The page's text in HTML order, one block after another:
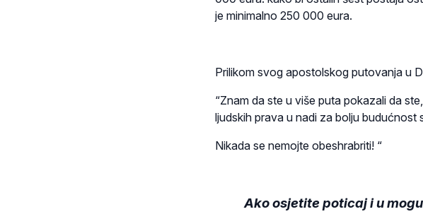
je minimalno 250 000 eura.
Prilikom svog apostolskog putovanja u
“Znam da ste u više puta pokazali da
ljudskih prava u nadi za bolju budućnost
Nikada se nemojte obeshrabriti! “
Ako osjetite poticaj i u